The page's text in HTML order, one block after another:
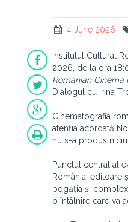
4 June 2026
Institutul Cultural
2026, de la ora
Romanian Cinema
Dialogul cu Irina
Cinematografia
atenția acordată
nu s-a produs
Punctul central al
România, editoare
bogăția și
o întâlnire care va